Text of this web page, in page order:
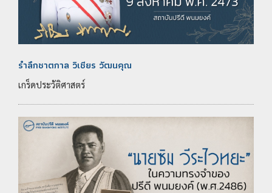
รำลึกชาตกาล วิเชียร วัฒนคุณ
เกร็ดประวัติศาสตร์